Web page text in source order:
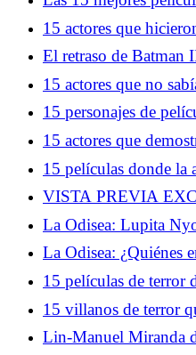
superando una ruptura
15 actores que
en su vejez
El retraso de Batman
conseguimos una obra
15 actores que no
completamente
15 personajes de
eran los villanos...
15 actores que
es solo un número
15 películas donde la
importante que la
VISTA PREVIA
fans de la temporada
especial en la Comic-
La Odisea: Lupita
roles duales
La Odisea: ¿Quiénes
por qué dan tanto
15 películas de terror
mayor problema
15 villanos de terror
haber combatido
Lin-Manuel Miranda